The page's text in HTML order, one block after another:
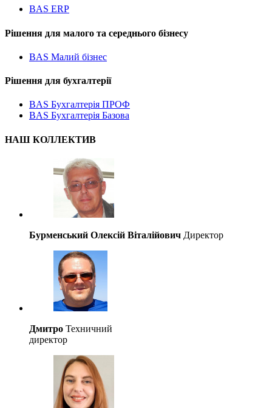
BAS ERP
Рішення для малого та середнього бізнесу
BAS Малий бізнес
Рішення для бухгалтерії
BAS Бухгалтерія ПРОФ
BAS Бухгалтерія Базова
НАШ КОЛЛЕКТИВ
Бурменський Олексій Віталійович Директор
Дмитро Техничний
директор